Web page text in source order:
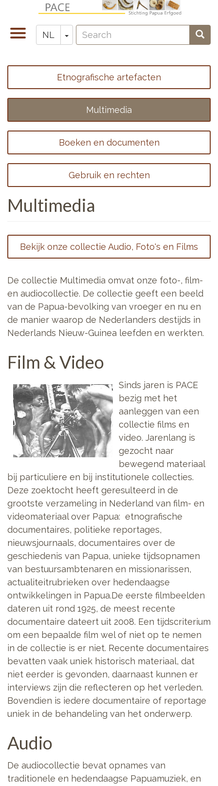
naarNavigatie
wisselen
NL Toggle Dropdown
Zoeken
Search
Footer
1
Etnografische artefacten
Multimedia
Boeken en documenten
Gebruik en rechten
Multimedia
Bekijk onze collectie Audio, Foto's en Films
De collectie Multimedia omvat onze foto-, film-
en audiocollectie. De collectie geeft een beeld
van de Papua-bevolking van vroeger en nu en
de manier waarop de Nederlanders destijds in
Nederlands Nieuw-Guinea leefden en werkten.
Film & Video
Sinds jaren is PACE
bezig met het
aanleggen van een
collectie films en
video. Jarenlang is
gezocht naar
bewegend materiaal
bij particuliere en bij institutionele collecties.
Deze zoektocht heeft geresulteerd in de
grootste verzameling in Nederland van film- en
videomateriaal over Papua: etnografische
documentaires, politieke reportages,
nieuwsjournaals, documentaires over de
geschiedenis van Papua, unieke tijdsopnamen
van bestuursambtenaren en missionarissen,
actualiteitrubrieken over hedendaagse
ontwikkelingen in Papua.De eerste filmbeelden
dateren uit rond 1925, de meest recente
documentaire dateert uit 2008. Een tijdscriterium
om een bepaalde film wel of niet op te nemen
in de collectie is er niet. Recente documentaires
bevatten vaak uniek historisch materiaal, dat
niet eerder is gevonden, daarnaast kunnen er
interviews zijn die reflecteren op het verleden.
Bovendien is iedere documentaire of reportage
uniek in de behandeling van het onderwerp.
Audio
De audiocollectie bevat opnames van
traditionele en hedendaagse Papuamuziek, en